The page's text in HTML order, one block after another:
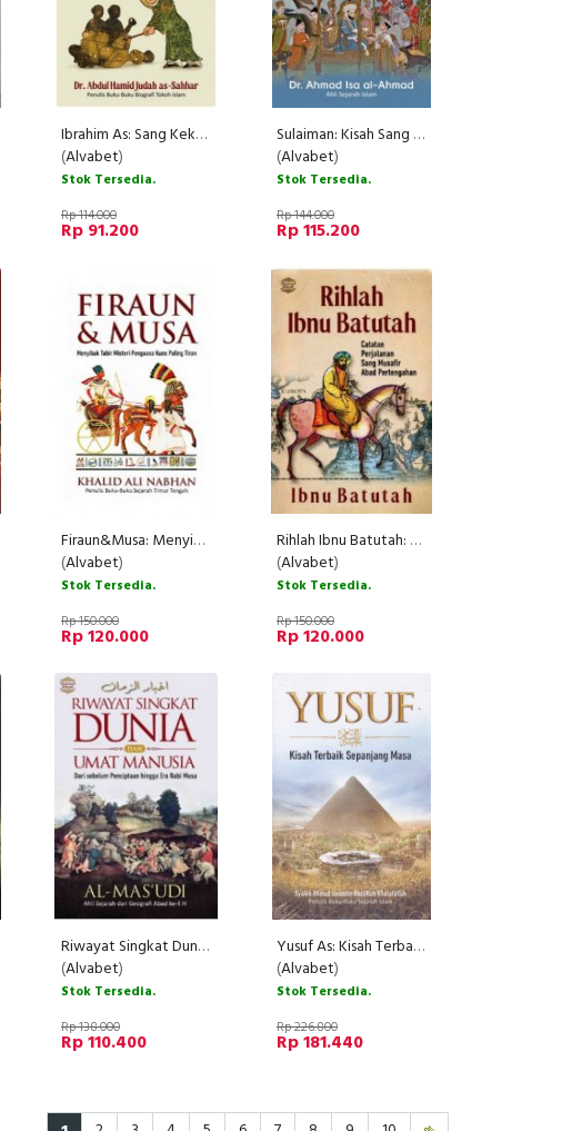
Ibrahim As: Sang Kekasih Allah dan Bapak Para Nabi
(Alvabet)
Stok Tersedia.
Rp 114.000
Rp 91.200
Sulaiman: Kisah Sang Maharaja Dunia Penguasa Segala Makhluk
(Alvabet)
Stok Tersedia.
Rp 144.000
Rp 115.200
Firaun&Musa: Menyibak Tabir Misteri Penguasa Kuno Paling Tiran
(Alvabet)
Stok Tersedia.
Rp 150.000
Rp 120.000
Rihlah Ibnu Batutah: Catatan Perjalanan Sang Musafir Abad Pertengahan
(Alvabet)
Stok Tersedia.
Rp 150.000
Rp 120.000
Riwayat Singkat Dunia dan Umat Manusia: Dari Sebelum Penciptaan Hingga Era Nabi
(Alvabet)
Stok Tersedia.
Rp 138.000
Rp 110.400
Yusuf As: Kisah Terbaik Sepanjang Masa
(Alvabet)
Stok Tersedia.
Rp 226.800
Rp 181.440